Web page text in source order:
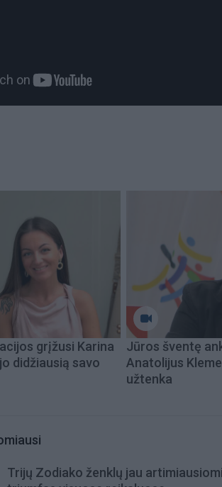
grįžusi Karina
didžiausią savo
Jūros šventę
Anatolijus
užtenka
Trijų Zodiako ženklų jau